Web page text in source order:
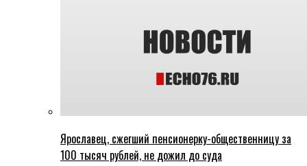
Ярославец, сжегший пенсионерку-общественницу за
100 тысяч рублей, не дожил до суда